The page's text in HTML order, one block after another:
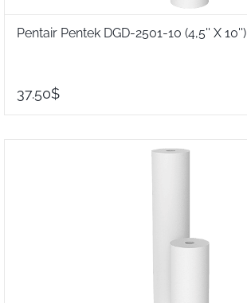
Pentair Pentek DGD-2501-10 (4,5'' X 10'')
37.50$